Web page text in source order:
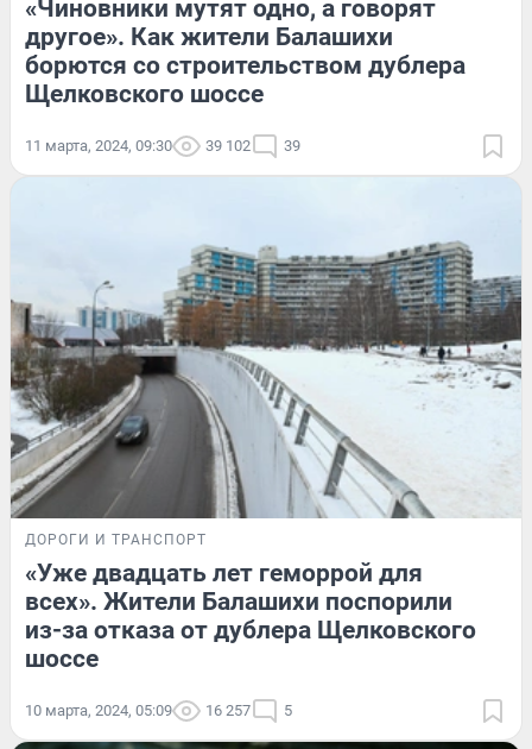
«Чиновники мутят одно, а говорят
другое». Как жители Балашихи
борются со строительством дублера
Щелковского шоссе
11 марта, 2024, 09:30 39 102 39
ДОРОГИ И ТРАНСПОРТ
«Уже двадцать лет геморрой для
всех». Жители Балашихи поспорили
из-за отказа от дублера Щелковского
шоссе
10 марта, 2024, 05:09 16 257 5